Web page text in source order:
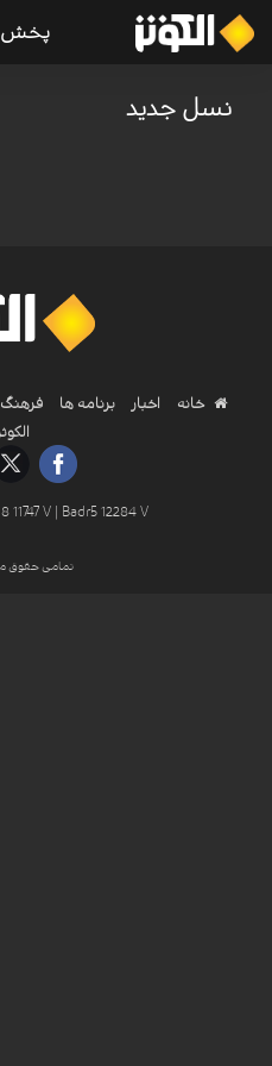
پخش
نسل جدید
خانه اخبار برنامه ها
الکوثر
11747 V | Badr5 12284 V
تمامی حقوق